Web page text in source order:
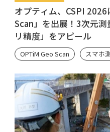
オプティム、CSPI
Scan」を出展！3次元
リ精度」をアピール
OPTiM Geo Scan スマホ